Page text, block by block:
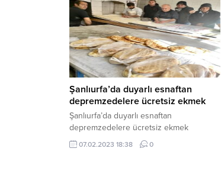
Şanlıurfa’da duyarlı esnaftan
depremzedelere ücretsiz ekmek
Şanlıurfa’da duyarlı esnaftan
depremzedelere ücretsiz ekmek
07.02.2023 18:38 0